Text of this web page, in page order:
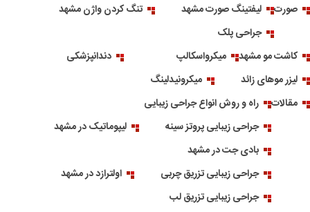
صورت
لیفتینگ صورت مشهد
تنگ کردن واژن مشهد
جراحی پلک
کاشت مو مشهد
میکرواسکالپ
دندانپزشکی
لیزر موهای زائد
میکرونیدلینگ
مقالات
راه و روش انواع جراحی زیبایی
جراحی زیبایی پروتز سینه
لیپوماتیک در مشهد
بادی جت در مشهد
جراحی زیبایی تزریق چربی
اولترازد در مشهد
جراحی زیبایی تزریق لب